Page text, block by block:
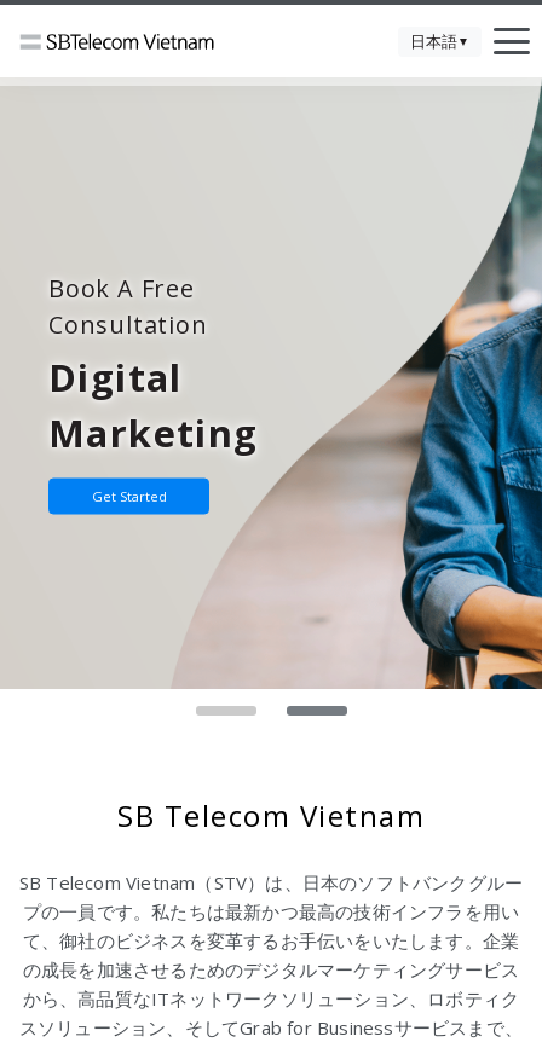
日本語▼
Book A Free
Consultation
Digital
Marketing
Get Started
SB Telecom Vietnam
SB Telecom Vietnam（STV）は、日本のソフトバンクグルー
プの一員です。私たちは最新かつ最高の技術インフラを用い
て、御社のビジネスを変革するお手伝いをいたします。企業
の成長を加速させるためのデジタルマーケティングサービス
から、高品質なITネットワークソリューション、ロボティク
スソリューション、そしてGrab for Businessサービスまで、